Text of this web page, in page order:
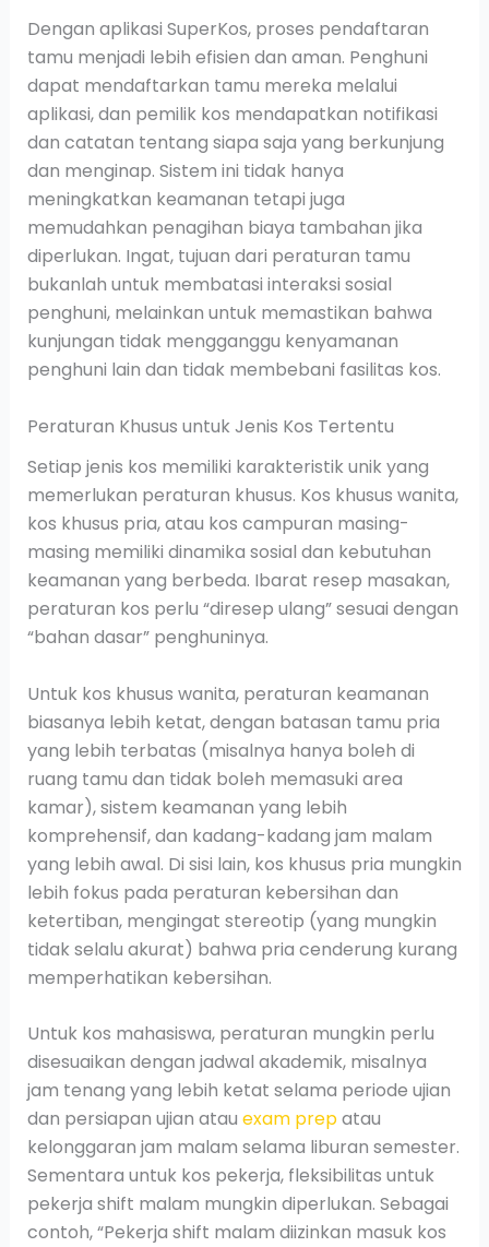
Dengan aplikasi SuperKos, proses pendaftaran
tamu menjadi lebih efisien dan aman. Penghuni
dapat mendaftarkan tamu mereka melalui
aplikasi, dan pemilik kos mendapatkan notifikasi
dan catatan tentang siapa saja yang berkunjung
dan menginap. Sistem ini tidak hanya
meningkatkan keamanan tetapi juga
memudahkan penagihan biaya tambahan jika
diperlukan. Ingat, tujuan dari peraturan tamu
bukanlah untuk membatasi interaksi sosial
penghuni, melainkan untuk memastikan bahwa
kunjungan tidak mengganggu kenyamanan
penghuni lain dan tidak membebani fasilitas kos.
Peraturan Khusus untuk Jenis Kos Tertentu
Setiap jenis kos memiliki karakteristik unik yang
memerlukan peraturan khusus. Kos khusus wanita,
kos khusus pria, atau kos campuran masing-
masing memiliki dinamika sosial dan kebutuhan
keamanan yang berbeda. Ibarat resep masakan,
peraturan kos perlu “diresep ulang” sesuai dengan
“bahan dasar” penghuninya.
Untuk kos khusus wanita, peraturan keamanan
biasanya lebih ketat, dengan batasan tamu pria
yang lebih terbatas (misalnya hanya boleh di
ruang tamu dan tidak boleh memasuki area
kamar), sistem keamanan yang lebih
komprehensif, dan kadang-kadang jam malam
yang lebih awal. Di sisi lain, kos khusus pria mungkin
lebih fokus pada peraturan kebersihan dan
ketertiban, mengingat stereotip (yang mungkin
tidak selalu akurat) bahwa pria cenderung kurang
memperhatikan kebersihan.
Untuk kos mahasiswa, peraturan mungkin perlu
disesuaikan dengan jadwal akademik, misalnya
jam tenang yang lebih ketat selama periode ujian
dan persiapan ujian atau exam prepatau
kelonggaran jam malam selama liburan semester.
Sementara untuk kos pekerja, fleksibilitas untuk
pekerja shift malam mungkin diperlukan. Sebagai
contoh, “Pekerja shift malam diizinkan masuk kos